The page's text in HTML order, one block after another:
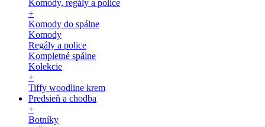
Komody, regály a police
+
Komody do spálne
Komody
Regály a police
Kompletné spálne
Kolekcie
+
Tiffy woodline krem
Predsieň a chodba
+
Botníky